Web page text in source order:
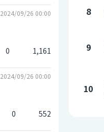
2024/09/26 00:00
0 1,161
2024/09/26 00:00
0 552
8
9
10